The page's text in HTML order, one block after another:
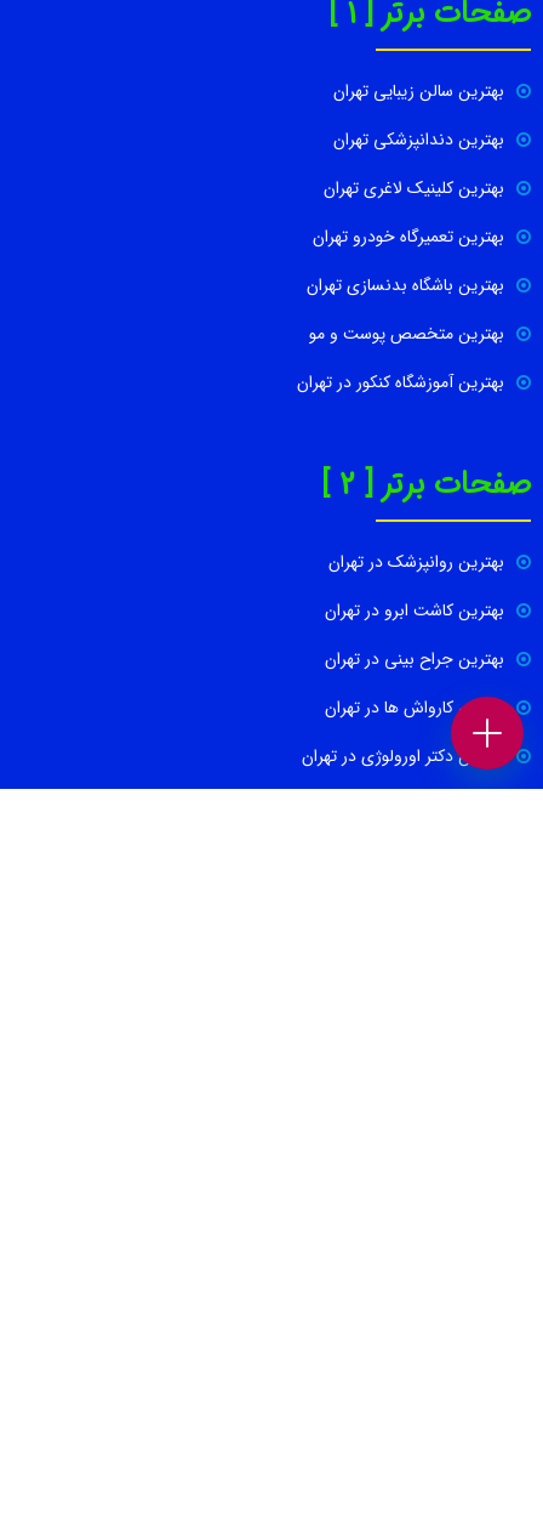
صفحات برتر [ 1 ]
بهترین سالن زیبایی تهران
بهترین دندانپزشکی تهران
بهترین کلینیک لاغری تهران
بهترین تعمیرگاه خودرو تهران
بهترین باشگاه بدنسازی تهران
بهترین متخصص پوست و مو
بهترین آموزشگاه کنکور در تهران
صفحات برتر [ 2 ]
بهترین روانپزشک در تهران
بهترین کاشت ابرو در تهران
بهترین جراح بینی در تهران
بهترین کارواش ها در تهران
بهترین دکتر اورولوژی در تهران